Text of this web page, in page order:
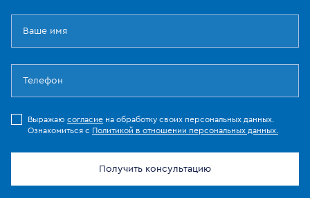
Выражаю согласие на обработку своих персональных данных.
Ознакомиться с Политикой в отношении персональных данных.
Получить консультацию